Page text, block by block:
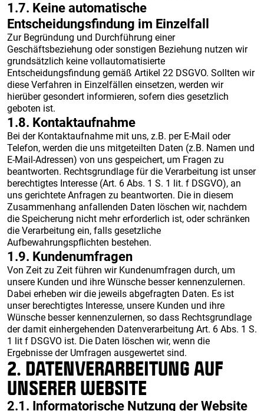
1.7. Keine automatische
Entscheidungsfindung im Einzelfall
Zur Begründung und Durchführung einer
Geschäftsbeziehung oder sonstigen Beziehung nutzen wir
grundsätzlich keine vollautomatisierte
Entscheidungsfindung gemäß Artikel 22 DSGVO. Sollten wir
diese Verfahren in Einzelfällen einsetzen, werden wir
hierüber gesondert informieren, sofern dies gesetzlich
geboten ist.
1.8. Kontaktaufnahme
Bei der Kontaktaufnahme mit uns, z.B. per E-Mail oder
Telefon, werden die uns mitgeteilten Daten (z.B. Namen und
E-Mail-Adressen) von uns gespeichert, um Fragen zu
beantworten. Rechtsgrundlage für die Verarbeitung ist unser
berechtigtes Interesse (Art. 6 Abs. 1 S. 1 lit. f DSGVO), an
uns gerichtete Anfragen zu beantworten. Die in diesem
Zusammenhang anfallenden Daten löschen wir, nachdem
die Speicherung nicht mehr erforderlich ist, oder schränken
die Verarbeitung ein, falls gesetzliche
Aufbewahrungspflichten bestehen.
1.9. Kundenumfragen
Von Zeit zu Zeit führen wir Kundenumfragen durch, um
unsere Kunden und ihre Wünsche besser kennenzulernen.
Dabei erheben wir die jeweils abgefragten Daten. Es ist
unser berechtigtes Interesse, unsere Kunden und ihre
Wünsche besser kennenzulernen, so dass Rechtsgrundlage
der damit einhergehenden Datenverarbeitung Art. 6 Abs. 1 S.
1 lit f DSGVO ist. Die Daten löschen wir, wenn die
Ergebnisse der Umfragen ausgewertet sind.
2. DATENVERARBEITUNG AUF
UNSERER WEBSITE
2.1. Informatorische Nutzung der Website